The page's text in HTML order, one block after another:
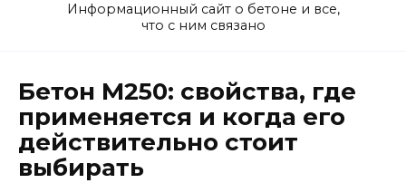
Информационный сайт о бетоне и все,
что с ним связано
Бетон М250: свойства, где
применяется и когда его
действительно стоит
выбирать